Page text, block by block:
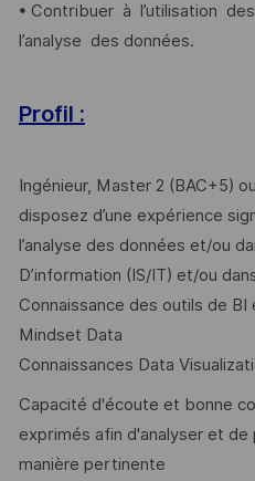
• Contribuer à l’utilisation
l’analyse des données.
Profil :
Ingénieur, Master 2 (BAC+5)
disposez d’une expérience
l’analyse des données et/ou
D’information (IS/IT) et/ou
Connaissance des outils de
Mindset Data
Connaissances Data
Capacité d'écoute et bonne
exprimés afin d'analyser et
manière pertinente